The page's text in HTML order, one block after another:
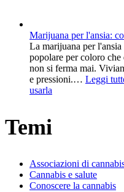
Marijuana per l'ansia:
La marijuana per
popolare per coloro
non si ferma mai.
e pressioni.… Leggi
usarla
Temi
Associazioni di
Cannabis e salute
Conoscere la cannabis